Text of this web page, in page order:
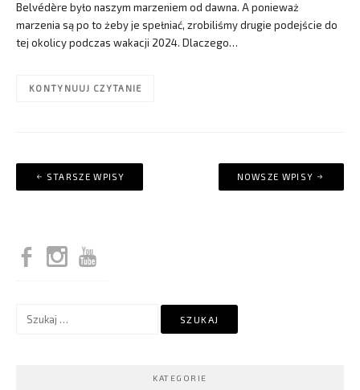
Belvédère było naszym marzeniem od dawna. A ponieważ
marzenia są po to żeby je spełniać, zrobiliśmy drugie podejście do
tej okolicy podczas wakacji 2024. Dlaczego…
KONTYNUUJ CZYTANIE
Nawigacja
po
STARSZE WPISY NOWSZE WPISY
Szukaj:
KATEGORIE